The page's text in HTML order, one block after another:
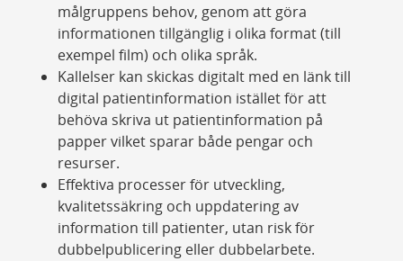
målgruppens behov, genom att göra
informationen tillgänglig i olika format (till
exempel film) och olika språk.
Kallelser kan skickas digitalt med en länk till
digital patientinformation istället för att
behöva skriva ut patientinformation på
papper vilket sparar både pengar och
resurser.
Effektiva processer för utveckling,
kvalitetssäkring och uppdatering av
information till patienter, utan risk för
dubbelpublicering eller dubbelarbete.